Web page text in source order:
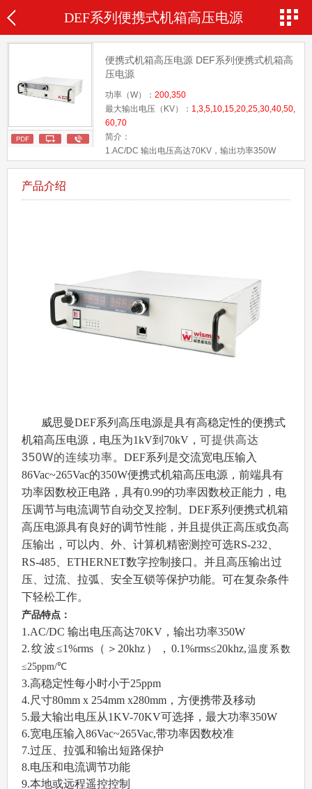
DEF系列便携式机箱高压电源
便携式机箱高压电源 DEF系列便携式机箱高
压电源
功率（W）： 200,350
最大输出电压（KV）： 1,3,5,10,15,20,25,30,40,50,
60,70
简介：
1.AC/DC 输出电压高达70KV，输出功率350W
10.安全互锁功能
11.可根据用户要求定制
12.可选Ethernet,RS-232,RS-485控制
13.稳定性可定制
14.耐打火、可靠性高
产品介绍
威思曼DEF系列高压电源是具有高稳定性的便携式
机箱高压电源，电压为1kV到70kV， 可提供高达
350W的连续功率。DEF系列是交流宽电压输入
86Vac~265Vac的350W便携式机箱高压电源，前端具有
功率因数校正电路，具有0.99的功率因数校正能力，电
压调节与电流调节自动交叉控制。DEF系列便携式机箱
高压电源具有良好的调节性能，并且提供正高压或负高
压输出，可以内、外、计算机精密测控可选RS-232、
RS-485、ETHERNET数字控制接口。并且高压输出过
压、过流、拉弧、安全互锁等保护功能。可在复杂条件
下轻松工作。
产品特点：
1.AC/DC 输出电压高达70KV，输出功率350W
2.纹波≤1%rms（＞20khz），0.1%rms≤20khz, 温度系数
≤25ppm/℃
3.高稳定性每小时小于25ppm
4.尺寸80mm x 254mm x280mm，方便携带及移动
5.最大输出电压从1KV-70KV可选择，最大功率350W
6.宽电压输入86Vac~265Vac,带功率因数校准
7.过压、拉弧和输出短路保护
8.电压和电流调节功能
9.本地或远程遥控控制